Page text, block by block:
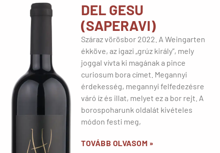
DEL GESU
(SAPERAVI)
Száraz vörösbor 2022. A Weingarten
ékköve, az igazi „grúz király”, mely
joggal vívta ki magának a pince
curiosum bora címet. Megannyi
érdekesség, megannyi felfedezésre
váró íz és illat, melyet ez a bor rejt. A
borospoharunk oldalát kivételes
módon festi meg,
TOVÁBB OLVASOM »